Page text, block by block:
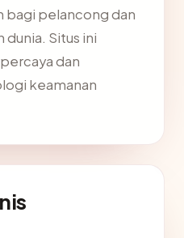
bagi pelancong dan
dunia. Situs ini
dan
keamanan